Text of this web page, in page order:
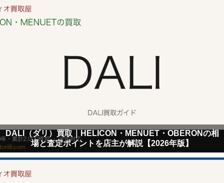
DALI（ダリ）買取｜HELICON・MENUET・OBERONの相
場と査定ポイントを店主が解説【2026年版】